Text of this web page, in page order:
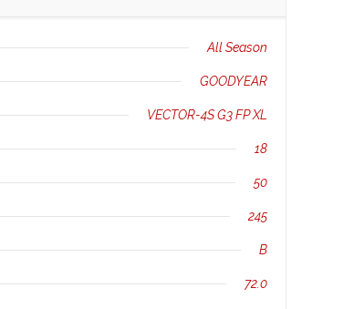
All Season
GOODYEAR
VECTOR-4S G3 FP XL
18
50
245
B
72.0